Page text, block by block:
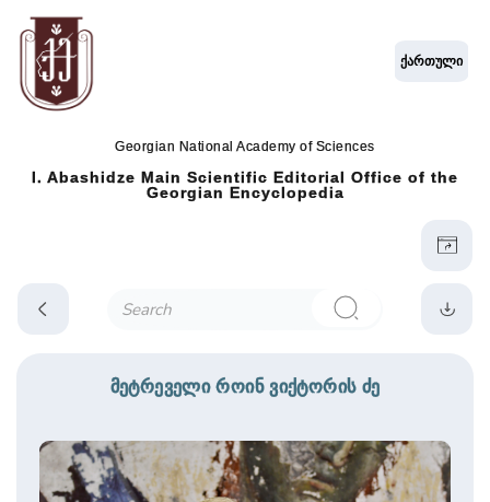
Georgian National Academy of Sciences
I. Abashidze Main Scientific Editorial Office of the
Georgian Encyclopedia
ქართული
მეტრეველი როინ ვიქტორის ძე